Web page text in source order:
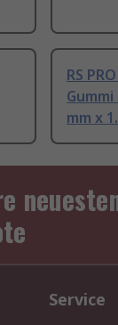
RS
mm x
Service